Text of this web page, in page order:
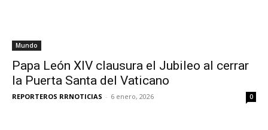
Mundo
Papa León XIV clausura el Jubileo al cerrar
la Puerta Santa del Vaticano
REPORTEROS RRNOTICIAS - 6 enero, 2026 0